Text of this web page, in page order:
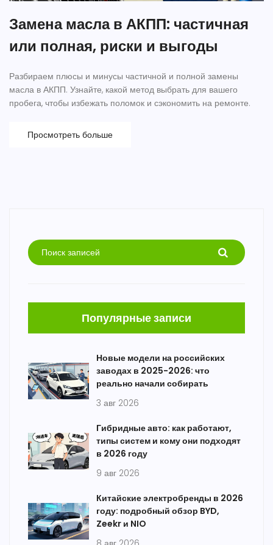
Замена масла в АКПП: частичная
или полная, риски и выгоды
Разбираем плюсы и минусы частичной и полной замены
масла в АКПП. Узнайте, какой метод выбрать для вашего
пробега, чтобы избежать поломок и сэкономить на ремонте.
Просмотреть больше
Популярные записи
Новые модели на российских
заводах в 2025-2026: что
реально начали собирать
3 авг 2026
Гибридные авто: как работают,
типы систем и кому они подходят
в 2026 году
9 авг 2026
Китайские электробренды в 2026
году: подробный обзор BYD,
Zeekr и NIO